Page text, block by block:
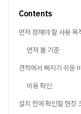
Contents
먼저 정해야 할 사용 목
먼저 볼 기준
견적에서 빠지기 쉬운
비용 확인
설치 전에 확인할 현장